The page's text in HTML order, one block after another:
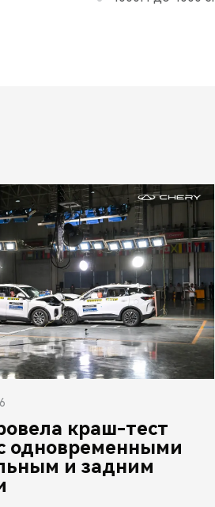
краш-тест
одновременными
и задним